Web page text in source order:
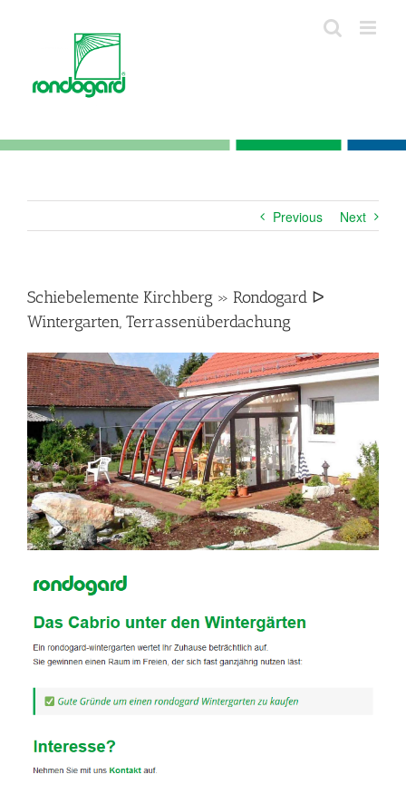
Previous Next
Schiebelemente Kirchberg » Rondogard ᐅ
Wintergarten, Terrassenüberdachung